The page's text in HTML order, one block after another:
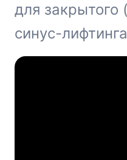
для закрытого
синус-лифтинга